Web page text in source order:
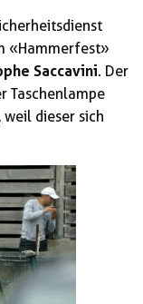
«Hammerfest»
Saccavini. Der
Taschenlampe
dieser sich